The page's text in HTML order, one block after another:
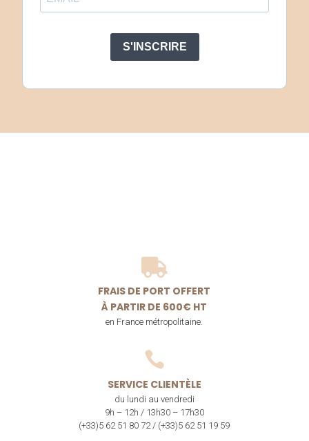
S'INSCRIRE

FRAIS DE PORT OFFERT
À PARTIR DE 600€ HT
en France métropolitaine.

SERVICE CLIENTÈLE
du lundi au vendredi
9h – 12h / 13h30 – 17h30
(+33)5 62 51 80 72 / (+33)5 62 51 19 59